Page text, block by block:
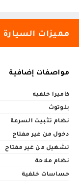
مميزات السيارة
مواصفات إضافية
كاميرا خلفيه
بلوتوث
نظام تثبيت السرعة
دخول من غير مفتاح
تشغيل من غير مفتاح
نظام ملاحة
حساسات خلفية